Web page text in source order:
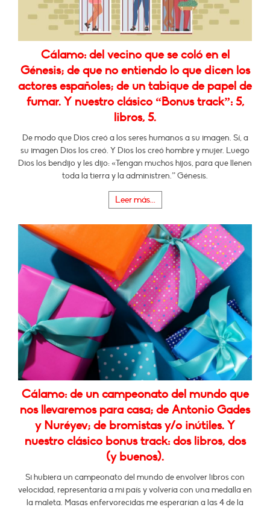
Cálamo: del vecino que se coló en el
Génesis; de que no entiendo lo que dicen los
actores españoles; de un tabique de papel de
fumar. Y nuestro clásico “Bonus track”: 5,
libros, 5.
De modo que Dios creó a los seres humanos a su imagen. Sí, a
su imagen Dios los creó. Y Dios los creó hombre y mujer. Luego
Dios los bendijo y les dijo: «Tengan muchos hijos, para que llenen
toda la tierra y la administren.” Génesis.
Leer más...
Cálamo: de un campeonato del mundo que
nos llevaremos para casa; de Antonio Gades
y Nuréyev; de bromistas y/o inútiles. Y
nuestro clásico bonus track: dos libros, dos
(y buenos).
Si hubiera un campeonato del mundo de envolver libros con
velocidad, representaría a mi país y volvería con una medalla en
la maleta. Masas enfervorecidas me esperarían a las 4 de la